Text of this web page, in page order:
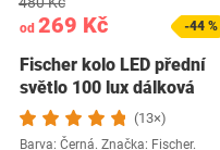
od 269 Kč -44 %
Fischer kolo LED přední
světlo 100 lux dálková
světla…
(13×)
Barva: Černá. Značka: Fischer.